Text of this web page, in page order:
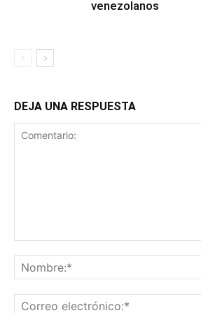
venezolanos
DEJA UNA RESPUESTA